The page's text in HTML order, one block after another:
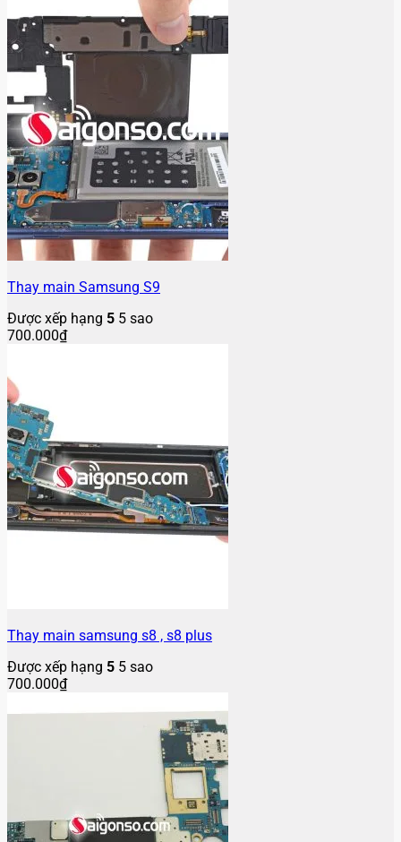
Thay main Samsung S9
Được xếp hạng 5 5 sao
700.000₫
Thay main samsung s8 , s8 plus
Được xếp hạng 5 5 sao
700.000₫